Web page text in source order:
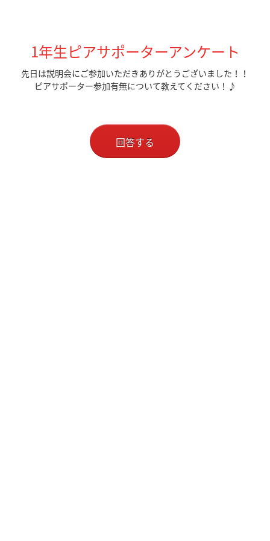
1年生ピアサポーターアンケート
先日は説明会にご参加いただきありがとうございました！！
ピアサポーター参加有無について教えてください！♪
回答する